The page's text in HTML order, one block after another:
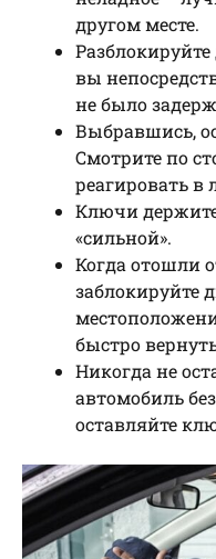
другом месте.
Разблокируйте
вы
не было
Выбравшись,
Смотрите по
реагировать
Ключи
«сильной».
Когда отошли
заблокируйте
быстро
Никогда не
автомобиль
оставляйте